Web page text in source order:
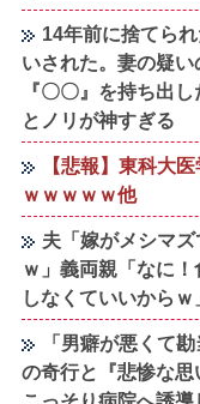
14年前に捨てら
いされた。妻の疑
『〇〇』を持ち出
とノリが神すぎる
【悲報】東科大
ｗｗｗｗｗ他
夫「嫁がメシマ
ｗ」義両親「なに
しなくていいから
「男癖が悪くて
の奇行と『悲惨な